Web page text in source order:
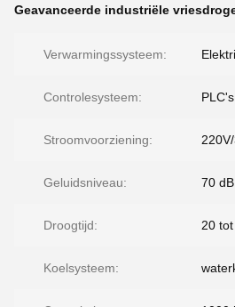
Geavanceerde industriële
Verwarmingssysteem:
Controlesysteem: PLC's
Stroomvoorziening:
Geluidsniveau: 70 dB
Droogtijd: 20
Koelsysteem: